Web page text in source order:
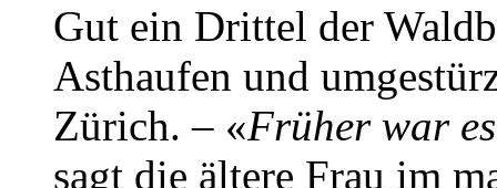
Gut ein Drittel der
Asthaufen und
Zürich. – «Früher war
sagt die ältere Frau im